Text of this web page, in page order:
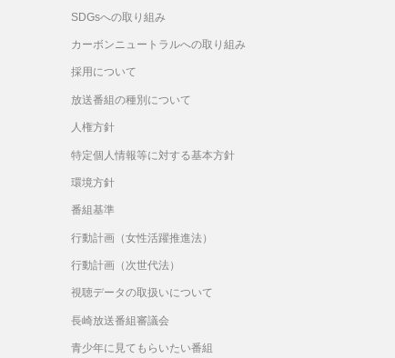
SDGsへの取り組み
カーボンニュートラルへの取り組み
採用について
放送番組の種別について
人権方針
特定個人情報等に対する基本方針
環境方針
番組基準
行動計画（女性活躍推進法）
行動計画（次世代法）
視聴データの取扱いについて
長崎放送番組審議会
青少年に見てもらいたい番組